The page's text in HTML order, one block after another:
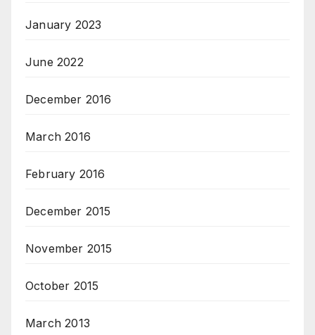
January 2023
June 2022
December 2016
March 2016
February 2016
December 2015
November 2015
October 2015
March 2013